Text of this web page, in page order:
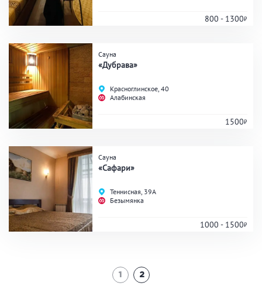
800 - 1300
Сауна
«Дубрава»
Красноглинское, 40
Алабинская
1500
Сауна
«Сафари»
Теннисная, 39А
Безымянка
1000 - 1500
1 2